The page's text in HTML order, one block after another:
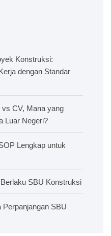
Konstruksi:
dengan Standar
vs CV, Mana yang
Luar Negeri?
Lengkap untuk
SBU Konstruksi
Perpanjangan SBU